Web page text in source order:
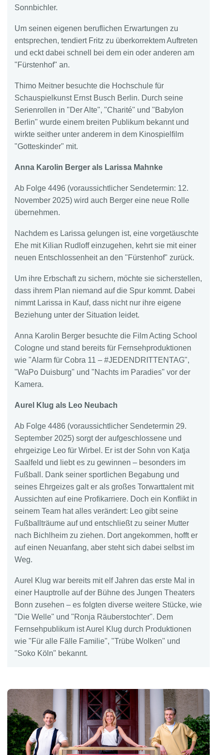
Sonnbichler.
Um seinen eigenen beruflichen Erwartungen zu
entsprechen, tendiert Fritz zu überkorrektem Auftreten
und eckt dabei schnell bei dem ein oder anderen am
"Fürstenhof" an.
Thimo Meitner besuchte die Hochschule für
Schauspielkunst Ernst Busch Berlin. Durch seine
Serienrollen in "Der Alte", "Charité" und "Babylon
Berlin" wurde einem breiten Publikum bekannt und
wirkte seither unter anderem in dem Kinospielfilm
"Gotteskinder" mit.
Anna Karolin Berger als Larissa Mahnke
Ab Folge 4496 (voraussichtlicher Sendetermin: 12.
November 2025) wird auch Berger eine neue Rolle
übernehmen.
Nachdem es Larissa gelungen ist, eine vorgetäuschte
Ehe mit Kilian Rudloff einzugehen, kehrt sie mit einer
neuen Entschlossenheit an den "Fürstenhof" zurück.
Um ihre Erbschaft zu sichern, möchte sie sicherstellen,
dass ihrem Plan niemand auf die Spur kommt. Dabei
nimmt Larissa in Kauf, dass nicht nur ihre eigene
Beziehung unter der Situation leidet.
Anna Karolin Berger besuchte die Film Acting School
Cologne und stand bereits für Fernsehproduktionen
wie "Alarm für Cobra 11 – #JEDENDRITTENTAG",
"WaPo Duisburg" und "Nachts im Paradies" vor der
Kamera.
Aurel Klug als Leo Neubach
Ab Folge 4486 (voraussichtlicher Sendetermin 29.
September 2025) sorgt der aufgeschlossene und
ehrgeizige Leo für Wirbel. Er ist der Sohn von Katja
Saalfeld und liebt es zu gewinnen – besonders im
Fußball. Dank seiner sportlichen Begabung und
seines Ehrgeizes galt er als großes Torwarttalent mit
Aussichten auf eine Profikarriere. Doch ein Konflikt in
seinem Team hat alles verändert: Leo gibt seine
Fußballträume auf und entschließt zu seiner Mutter
nach Bichlheim zu ziehen. Dort angekommen, hofft er
auf einen Neuanfang, aber steht sich dabei selbst im
Weg.
Aurel Klug war bereits mit elf Jahren das erste Mal in
einer Hauptrolle auf der Bühne des Jungen Theaters
Bonn zusehen – es folgten diverse weitere Stücke, wie
"Die Welle" und "Ronja Räuberstochter". Dem
Fernsehpublikum ist Aurel Klug durch Produktionen
wie "Für alle Fälle Familie", "Trübe Wolken" und
"Soko Köln" bekannt.